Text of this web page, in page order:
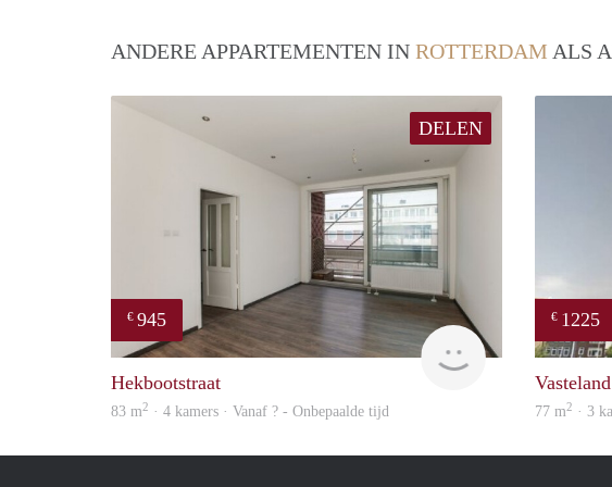
ANDERE APPARTEMENTEN IN ROTTERDAM ALS
DELEN
€ 945
Hekbootstraat
83 m2 · 4 kamers · Vanaf ? - Onbepaalde tijd
€ 1225
Vasteland
77 m2 · 3